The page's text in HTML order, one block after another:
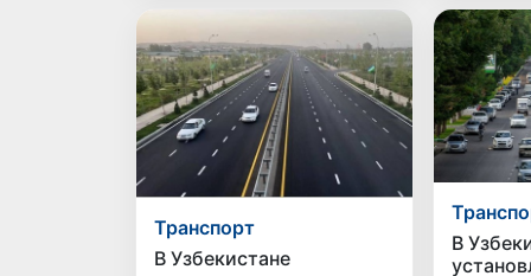
Транспорт
В Узбекистане
В